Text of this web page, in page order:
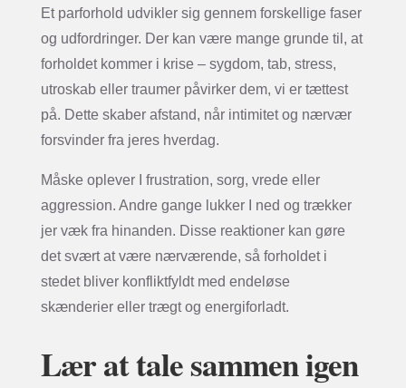
Et parforhold udvikler sig gennem forskellige faser
og udfordringer. Der kan være mange grunde til, at
forholdet kommer i krise – sygdom, tab, stress,
utroskab eller traumer påvirker dem, vi er tættest
på. Dette skaber afstand, når intimitet og nærvær
forsvinder fra jeres hverdag.
Måske oplever I frustration, sorg, vrede eller
aggression. Andre gange lukker I ned og trækker
jer væk fra hinanden. Disse reaktioner kan gøre
det svært at være nærværende, så forholdet i
stedet bliver konfliktfyldt med endeløse
skænderier eller trægt og energiforladt.
Lær at tale sammen igen